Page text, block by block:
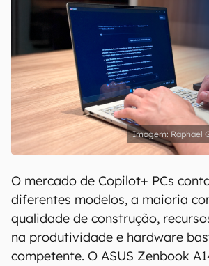
Raphael
O mercado de Copilot+ PCs
diferentes modelos, a maioria
qualidade de construção,
na produtividade e hardware
competente. O ASUS Zenbook